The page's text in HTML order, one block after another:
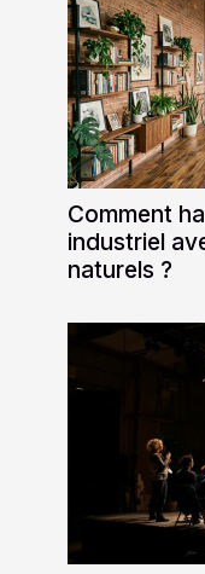
Comment
industriel
naturels ?